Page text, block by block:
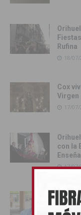
Rufina
18/
Cox
Virgen
17/
con la
17/07/
Juan